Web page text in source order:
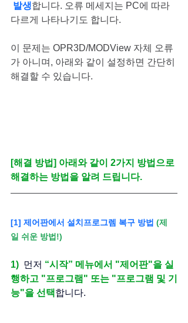
발생합니다. 오류 메세지는 PC에 따라
다르게 나타나기도 합니다.
이 문제는 OPR3D/MODView 자체 오류
가 아니며, 아래와 같이 설정하면 간단히
해결할 수 있습니다.
[해결 방법] 아래와 같이 2가지 방법으로
해결하는 방법을 알려 드립니다.
[1] 제어판에서 설치프로그렘 복구 방법 (제
일 쉬운 방법!)
1) 먼저 “시작” 메뉴에서 "제어판"을 실
행하고 "프로그램" 또는 "프로그램 및 기
능"을 선택합니다.